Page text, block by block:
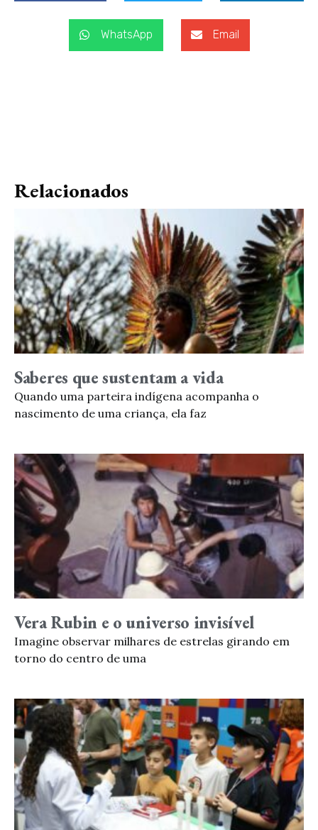
WhatsApp Email
Relacionados
Saberes que sustentam a vida
Quando uma parteira indígena acompanha o
nascimento de uma criança, ela faz
Vera Rubin e o universo invisível
Imagine observar milhares de estrelas girando em
torno do centro de uma